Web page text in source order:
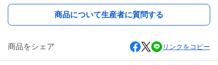
商品について生産者に質問する
商品をシェア リンクをコピー